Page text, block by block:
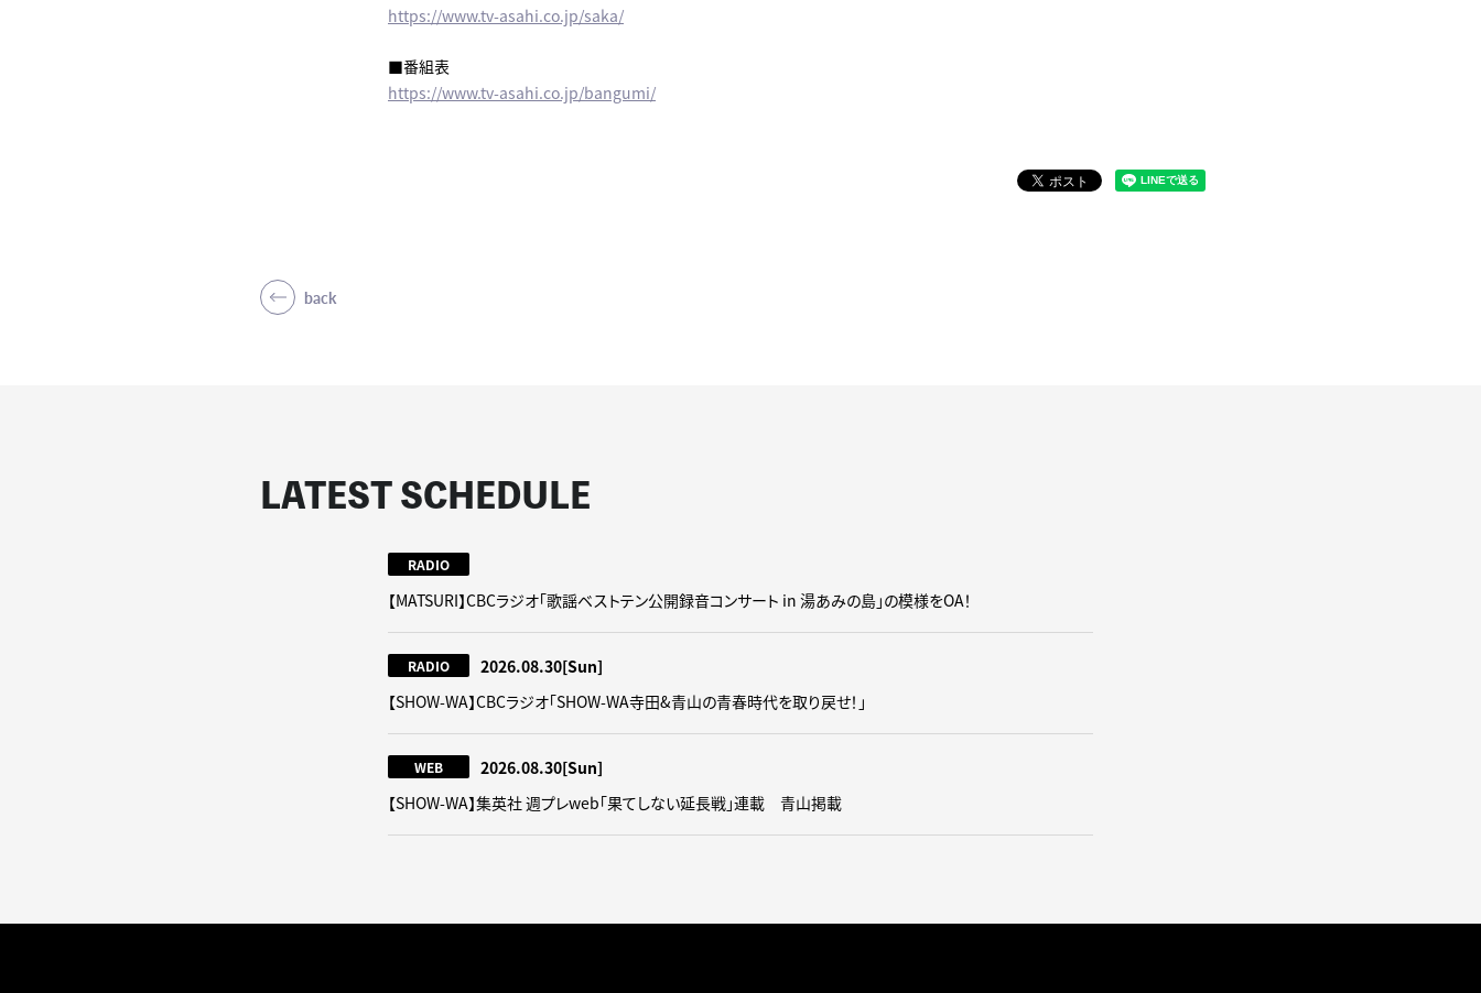
https://www.tv-asahi.co.jp/saka/
■番組表
https://www.tv-asahi.co.jp/bangumi/
back
LATEST SCHEDULE
RADIO
【MATSURI】CBCラジオ「歌謡ベストテン公開録音コンサート in 湯あみの島」の模様をOA！
RADIO 2026.08.30[Sun]
【SHOW-WA】CBCラジオ｢SHOW-WA寺田&青山の青春時代を取り戻せ！｣
WEB 2026.08.30[Sun]
【SHOW-WA】集英社 週プレweb｢果てしない延長戦｣連載 青山掲載